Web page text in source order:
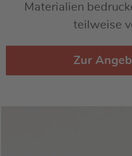
Materialien
teilweise
Zur